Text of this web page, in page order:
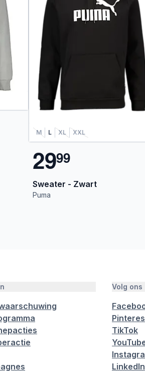
M L XL XXL
2999
Sweater - Zwart
Puma
Volg ons
TikTok
LinkedIn